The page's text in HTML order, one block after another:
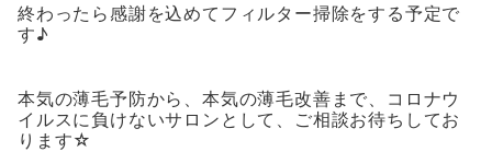
終わったら感謝を込めてフィルター掃除をする予定で
す♪
本気の薄毛予防から、本気の薄毛改善まで、コロナウ
イルスに負けないサロンとして、ご相談お待ちしてお
ります☆